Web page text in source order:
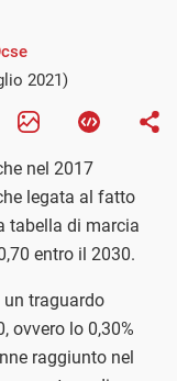
2021)
nel 2017
legata al fatto
tabella di marcia
entro il 2030.
traguardo
ovvero lo 0,30%
raggiunto nel